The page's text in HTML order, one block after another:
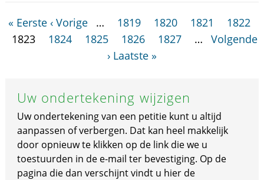
« Eerste ‹ Vorige … 1819 1820 1821
1822
1823
1824 1825 1826 1827 …
Volgende
› Laatste »
Uw ondertekening wijzigen
Uw ondertekening van een petitie kunt u altijd
aanpassen of verbergen. Dat kan heel makkelijk
door opnieuw te klikken op de link die we u
toestuurden in de e-mail ter bevestiging. Op de
pagina die dan verschijnt vindt u hier de